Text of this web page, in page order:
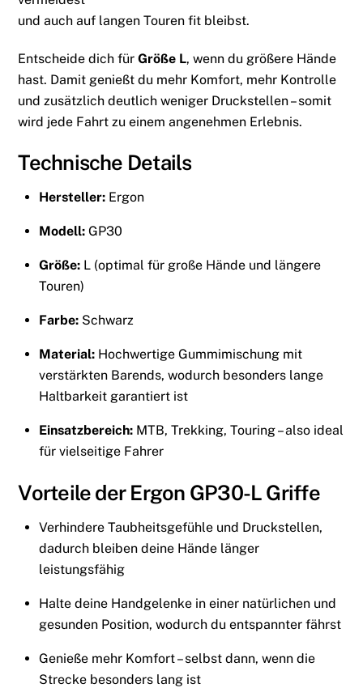
und auch auf langen Touren fit bleibst.
Entscheide dich fürGröße L, wenn du größere Hände
hast. Damit genießt du mehr Komfort, mehr Kontrolle
und zusätzlich deutlich weniger Druckstellen – somit
wird jede Fahrt zu einem angenehmen Erlebnis.
Technische Details
Hersteller: Ergon
Modell: GP30
Größe: L (optimal für große Hände und längere
Touren)
Farbe: Schwarz
Material: Hochwertige Gummimischung mit
verstärkten Barends, wodurch besonders lange
Haltbarkeit garantiert ist
Einsatzbereich: MTB, Trekking, Touring – also ideal
für vielseitige Fahrer
Vorteile der Ergon GP30-L Griffe
Verhindere Taubheitsgefühle und Druckstellen,
dadurch bleiben deine Hände länger
leistungsfähig
Halte deine Handgelenke in einer natürlichen und
gesunden Position, wodurch du entspannter fährst
Genieße mehr Komfort – selbst dann, wenn die
Strecke besonders lang ist